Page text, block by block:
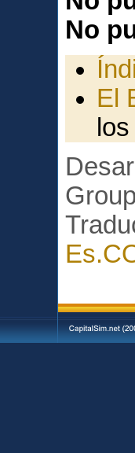
No
El
Group